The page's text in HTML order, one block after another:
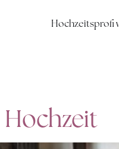
Hochzeitsprofi